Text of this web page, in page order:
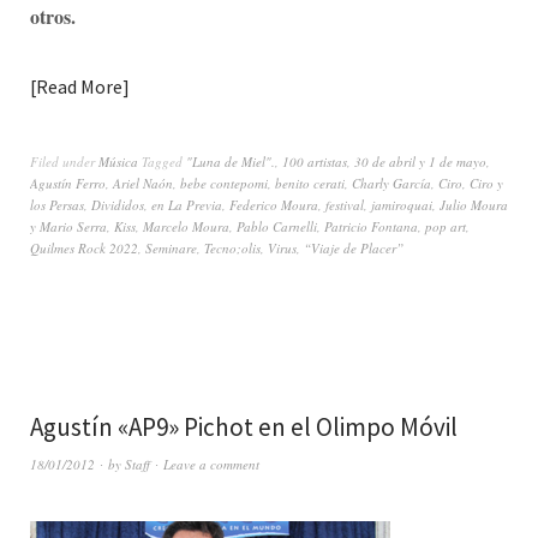
otros.
Read More
Filed under Música Tagged "Luna de Miel". 100 artistas 30 de abril y 1 de mayo
Agustín Ferro Ariel Naón bebe contepomi benito cerati Charly García Ciro Ciro y
los Persas Divididos en La Previa Federico Moura festival jamiroquai Julio Moura
y Mario Serra Kiss Marcelo Moura Pablo Carnelli Patricio Fontana pop art
Quilmes Rock 2022 Seminare Tecno;olis Virus “Viaje de Placer”
Agustín «AP9» Pichot en el Olimpo Móvil
18/01/2012 by Staff Leave a comment